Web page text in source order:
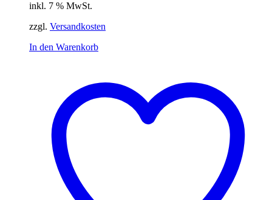
inkl. 7 % MwSt.
zzgl. Versandkosten
In den Warenkorb